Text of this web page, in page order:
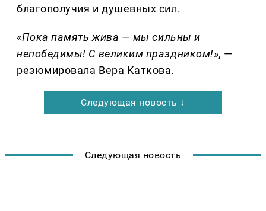
благополучия и душевных сил.
«Пока память жива — мы сильны и
непобедимы! С великим праздником!», —
резюмировала Вера Каткова.
Следующая новость ↓
Следующая новость